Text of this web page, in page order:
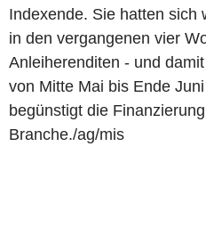
Indexende. Sie hatten sich
in den vergangenen vier
Anleiherenditen - und
von Mitte Mai bis Ende
begünstigt die
Branche./ag/mis